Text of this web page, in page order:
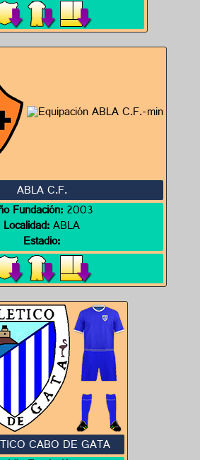
ABLA C.F.
Fundación:2003
Localidad:ABLA
Estadio:
CABO DE GATA